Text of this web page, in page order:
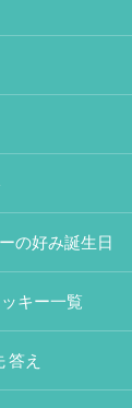
の好み誕生日
キー一覧
え